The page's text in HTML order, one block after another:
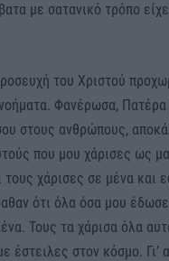
με σατανικό τρόπο
του Χριστού
Φανέρωσα, Πατέρα
στους ανθρώπους,
που μου χάρισες ως
τους χάρισες σε μένα και
ότι όλα όσα μου
Τους τα χάρισα όλα
έστειλες στον κόσμο. Γι’